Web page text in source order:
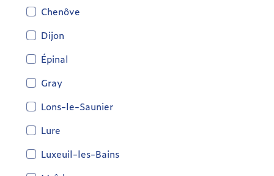
Chenôve
Dijon
Épinal
Gray
Lons-le-Saunier
Lure
Luxeuil-les-Bains